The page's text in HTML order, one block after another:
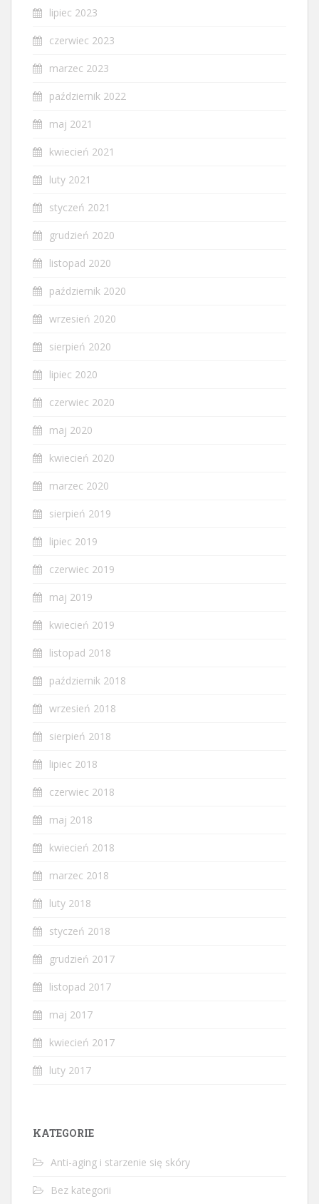
lipiec 2023
czerwiec 2023
marzec 2023
październik 2022
maj 2021
kwiecień 2021
luty 2021
styczeń 2021
grudzień 2020
listopad 2020
październik 2020
wrzesień 2020
sierpień 2020
lipiec 2020
czerwiec 2020
maj 2020
kwiecień 2020
marzec 2020
sierpień 2019
lipiec 2019
czerwiec 2019
maj 2019
kwiecień 2019
listopad 2018
październik 2018
wrzesień 2018
sierpień 2018
lipiec 2018
czerwiec 2018
maj 2018
kwiecień 2018
marzec 2018
luty 2018
styczeń 2018
grudzień 2017
listopad 2017
maj 2017
kwiecień 2017
luty 2017
KATEGORIE
Anti-aging i starzenie się skóry
Bez kategorii